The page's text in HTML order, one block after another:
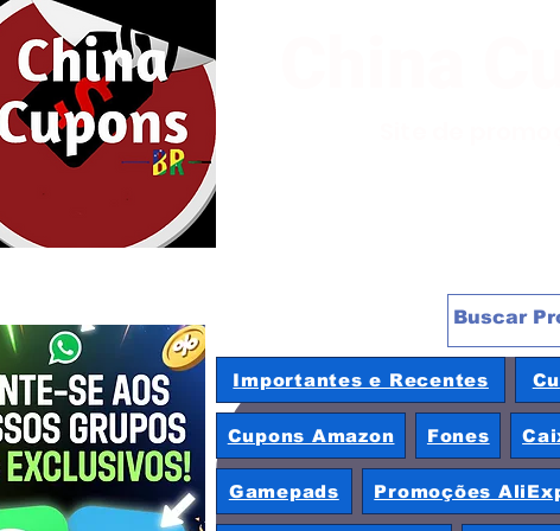
China
Importantes e Recentes
Cupons Amazon Fones
Gamepads Promoções